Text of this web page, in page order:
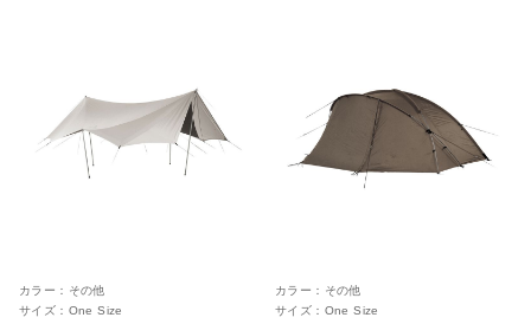
カラー： その他
サイズ： One Size
カラー： その他
サイズ： One Size